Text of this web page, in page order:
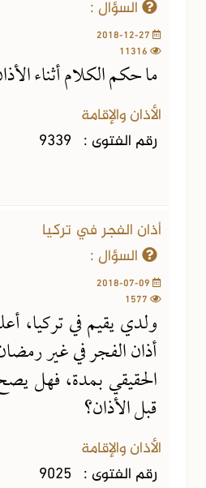
السؤال :
ما حكم الكلام أثناء
الأذان والإقامة
رقم الفتوى : 9339
أذان الفجر في تركيا
السؤال :
ولدي يقيم في تركيا،
أذان الفجر في غير
الحقيقي بمدة، فهل
قبل الأذان؟
الأذان والإقامة
رقم الفتوى : 9025